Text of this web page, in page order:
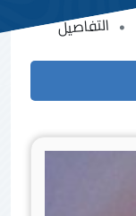
التفاصيل